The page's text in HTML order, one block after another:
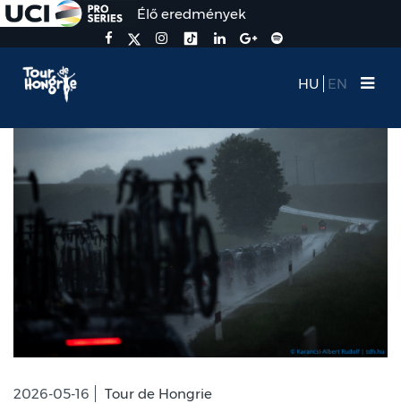
Élő eredmények
HU EN
2026-05-16 Tour de Hongrie